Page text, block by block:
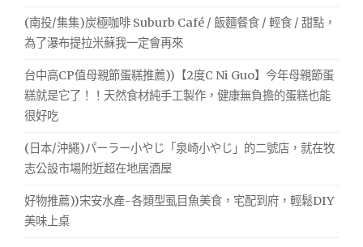
招
牌
識
/
按
口
(南投/集集)炭極咖啡 Suburb Café / 飯麵餐食 / 輕食 / 甜點，
為了瀑布提拉米蘇我一定會再來
台中高CP值母親節蛋糕推薦))【2度C Ni Guo】今年母親節蛋
糕就是它了！！天然食材純手工製作，健康無負擔的蛋糕也能
很好吃
(日本/沖繩)パーラー小やじ「泉崎小やじ」的二號店，就在牧
志公設市場附近超在地居酒屋
好物推薦))宋安水產-各類型虱目魚美食，宅配到府，輕鬆DIY
美味上桌